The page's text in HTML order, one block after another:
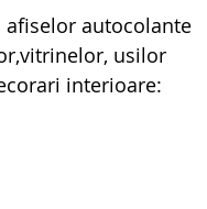
autocolante
usilor
interioare: